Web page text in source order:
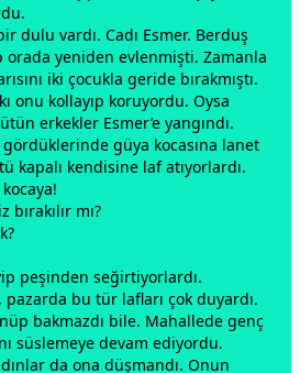
dulu vardı. Cadı Esmer. Berduş
orada yeniden evlenmişti. Zamanla
iki çocukla geride bırakmıştı.
onu kollayıp koruyordu. Oysa
erkekler Esmer’e yangındı.
gördüklerinde güya kocasına lanet
kapalı kendisine laf atıyorlardı.
mı?
peşinden seğirtiyorlardı.
pazarda bu tür lafları çok duyardı.
bakmazdı bile. Mahallede genç
süslemeye devam ediyordu.
da ona düşmandı. Onun